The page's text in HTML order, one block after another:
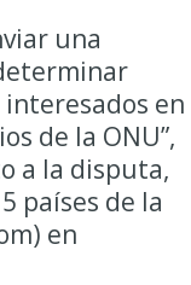
una
en
de la ONU”,
a la disputa,
países de la
en